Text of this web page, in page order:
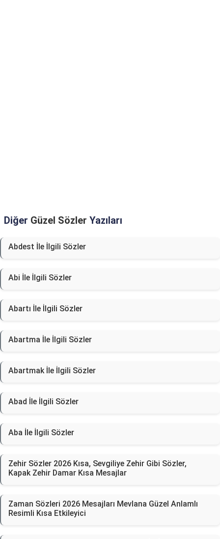
Diğer Güzel Sözler Yazıları
Abdest İle İlgili Sözler
Abi İle İlgili Sözler
Abartı İle İlgili Sözler
Abartma İle İlgili Sözler
Abartmak İle İlgili Sözler
Abad İle İlgili Sözler
Aba İle İlgili Sözler
Zehir Sözler 2026 Kısa, Sevgiliye Zehir Gibi Sözler,
Kapak Zehir Damar Kısa Mesajlar
Zaman Sözleri 2026 Mesajları Mevlana Güzel Anlamlı
Resimli Kısa Etkileyici